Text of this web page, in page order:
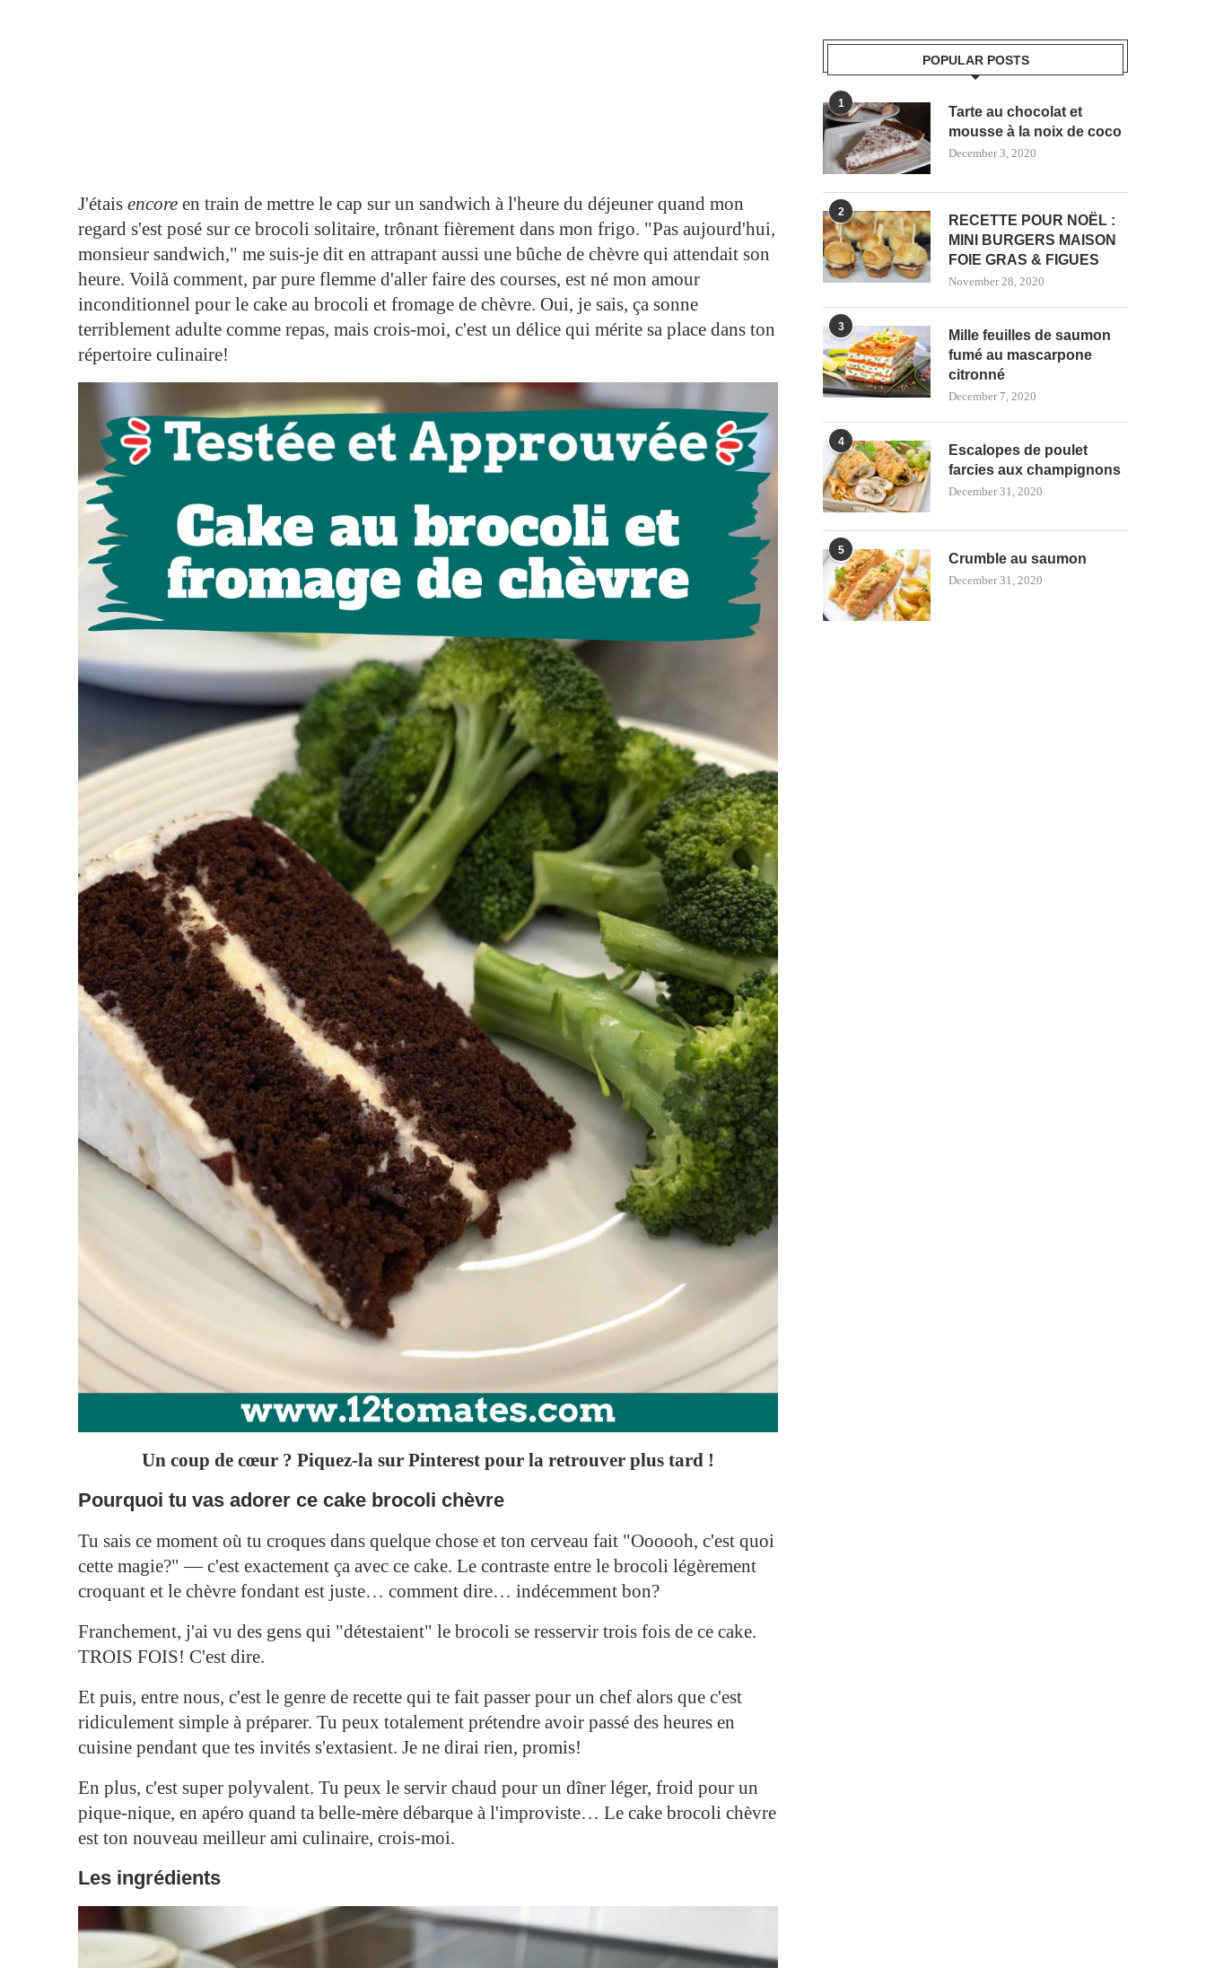
J'étais encore en train de mettre le cap sur un sandwich à l'heure du déjeuner quand mon
regard s'est posé sur ce brocoli solitaire, trônant fièrement dans mon frigo. "Pas aujourd'hui,
monsieur sandwich," me suis-je dit en attrapant aussi une bûche de chèvre qui attendait son
heure. Voilà comment, par pure flemme d'aller faire des courses, est né mon amour
inconditionnel pour le cake au brocoli et fromage de chèvre. Oui, je sais, ça sonne
terriblement adulte comme repas, mais crois-moi, c'est un délice qui mérite sa place dans ton
répertoire culinaire!
Un coup de cœur ? Piquez-la sur Pinterest pour la retrouver plus tard !
Pourquoi tu vas adorer ce cake brocoli chèvre
Tu sais ce moment où tu croques dans quelque chose et ton cerveau fait "Oooooh, c'est quoi
cette magie?" — c'est exactement ça avec ce cake. Le contraste entre le brocoli légèrement
croquant et le chèvre fondant est juste… comment dire… indécemment bon?
Franchement, j'ai vu des gens qui "détestaient" le brocoli se resservir trois fois de ce cake.
TROIS FOIS! C'est dire.
Et puis, entre nous, c'est le genre de recette qui te fait passer pour un chef alors que c'est
ridiculement simple à préparer. Tu peux totalement prétendre avoir passé des heures en
cuisine pendant que tes invités s'extasient. Je ne dirai rien, promis!
En plus, c'est super polyvalent. Tu peux le servir chaud pour un dîner léger, froid pour un
pique-nique, en apéro quand ta belle-mère débarque à l'improviste… Le cake brocoli chèvre
est ton nouveau meilleur ami culinaire, crois-moi.
Les ingrédients
POPULAR POSTS
1
Tarte au chocolat et
mousse à la noix de coco
December 3, 2020
2
RECETTE POUR NOËL :
MINI BURGERS MAISON
FOIE GRAS & FIGUES
November 28, 2020
3
Mille feuilles de saumon
fumé au mascarpone
citronné
December 7, 2020
4
Escalopes de poulet
farcies aux champignons
December 31, 2020
5
Crumble au saumon
December 31, 2020